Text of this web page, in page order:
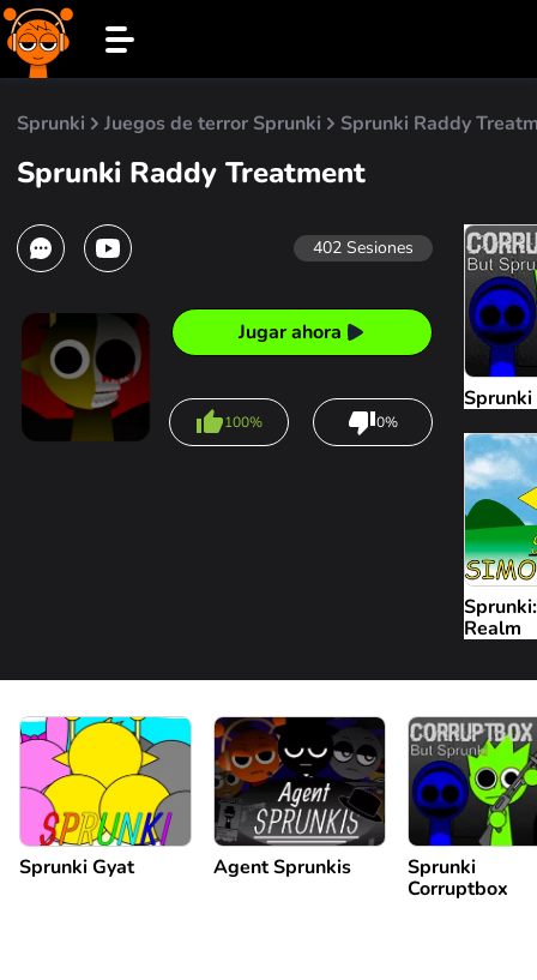
Sprunki Juegos de terror Sprunki Sprunki Raddy
Sprunki Raddy Treatment
402 Sesiones
Jugar ahora
100% 0%
Realm
Sprunki Gyat Agent Sprunkis
Sprunki
Corruptbox